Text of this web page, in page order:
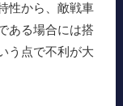
性から、敵戦車
ある場合には搭
う点で不利が大